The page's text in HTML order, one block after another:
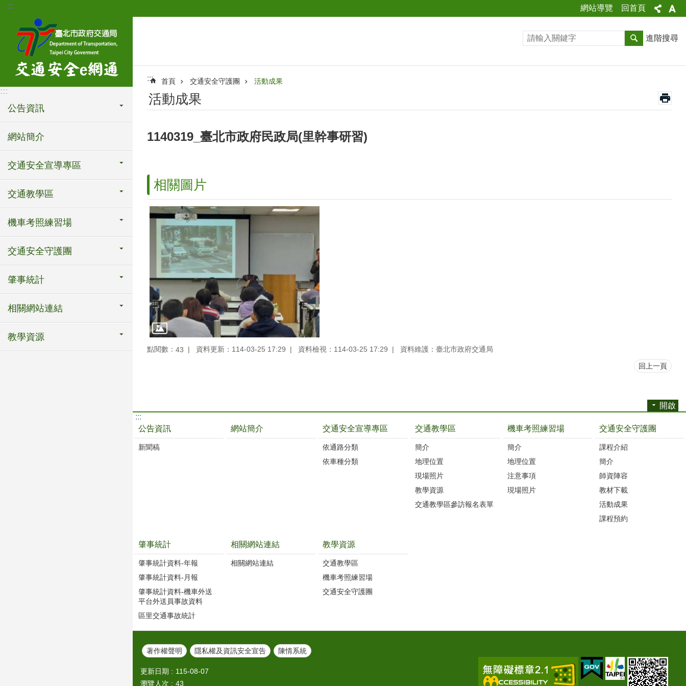
跳到主要內容區塊
::: 網站導覽 回首頁
:::
公告資訊
網站簡介
交通安全宣導專區
交通教學區
機車考照練習場
交通安全守護團
肇事統計
相關網站連結
教學資源
進階搜尋
::: 首頁 交通安全守護團 活動成果
活動成果
1140319_臺北市政府民政局(里幹事研習)
相關圖片
點閱數： 43 資料更新：114-03-25 17:29 資料檢視：114-03-25 17:29 資料維護：臺北市政府交通局
回上一頁
開啟
:::
公告資訊
新聞稿
網站簡介 交通安全宣導專區
依通路分類
依車種分類
交通教學區
簡介
地理位置
現場照片
教學資源
交通教學區參訪報名表單
機車考照練習場
簡介
地理位置
注意事項
現場照片
交通安全守護團
課程介紹
簡介
師資陣容
教材下載
活動成果
課程預約
肇事統計
肇事統計資料-年報
肇事統計資料-月報
肇事統計資料-機車外送
平台外送員事故資料
區里交通事故統計
相關網站連結
相關網站連結
教學資源
交通教學區
機車考照練習場
交通安全守護團
著作權聲明 隱私權及資訊安全宣告 陳情系統
更新日期
115-08-07
瀏覽人次
43